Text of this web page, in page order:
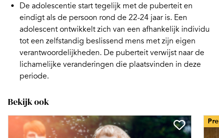
De adolescentie start tegelijk met de puberteit en
eindigt als de persoon rond de 22-24 jaar is. Een
adolescent ontwikkelt zich van een afhankelijk individu
tot een zelfstandig beslissend mens met zijn eigen
verantwoordelijkheden. De puberteit verwijst naar de
lichamelijke veranderingen die plaatsvinden in deze
periode.
Bekijk ook